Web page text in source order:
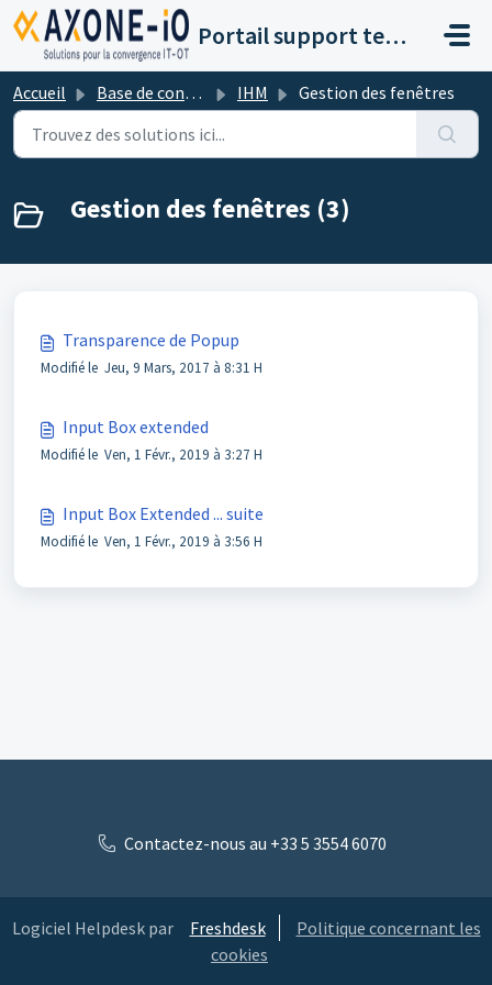
Passer au contenu principal
Portail support technique AXONE-IO
Accueil Base de connaissances IHM Gestion des fenêtres
Gestion des fenêtres (3)
Transparence de Popup
Modifié le Jeu, 9 Mars, 2017 à 8:31 H
Input Box extended
Modifié le Ven, 1 Févr., 2019 à 3:27 H
Input Box Extended ... suite
Modifié le Ven, 1 Févr., 2019 à 3:56 H
Contactez-nous au +33 5 3554 6070
Logiciel Helpdesk par Freshdesk
Politique concernant les
cookies